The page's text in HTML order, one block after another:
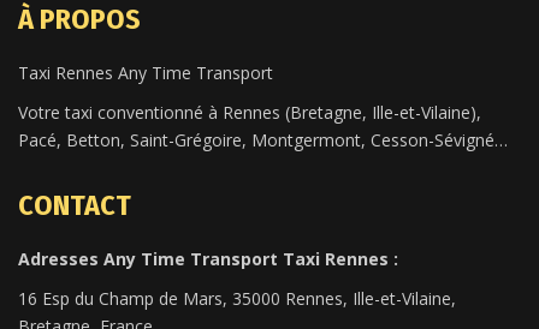
À PROPOS
Taxi Rennes Any Time Transport
Votre taxi conventionné à Rennes (Bretagne, Ille-et-Vilaine),
Pacé, Betton, Saint-Grégoire, Montgermont, Cesson-Sévigné…
CONTACT
Adresses Any Time Transport Taxi Rennes :
16 Esp du Champ de Mars, 35000 Rennes, Ille-et-Vilaine,